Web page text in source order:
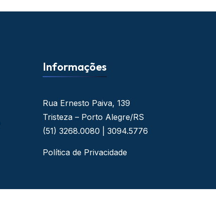
Informações
Rua Ernesto Paiva, 139
Tristeza – Porto Alegre/RS
(51) 3268.0080 | 3094.5776
Política de Privacidade